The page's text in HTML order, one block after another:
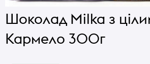
Шоколад Milka з
Кармело 300г